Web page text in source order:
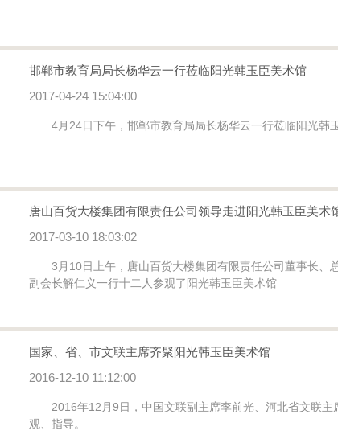
邯郸市教育局局长杨华云一行莅临阳光韩玉臣美术馆
2017-04-24 15:04:00
4月24日下午，邯郸市教育局局长杨华云一行莅临阳光韩玉
唐山百货大楼集团有限责任公司领导走进阳光韩玉臣美术
2017-03-10 18:03:02
3月10日上午，唐山百货大楼集团有限责任公司董事长、
副会长解仁义一行十二人参观了阳光韩玉臣美术馆
国家、省、市文联主席齐聚阳光韩玉臣美术馆
2016-12-10 11:12:00
2016年12月9日，中国文联副主席李前光、河北省文联主
观、指导。